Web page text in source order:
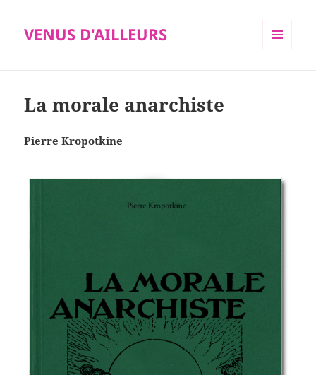
VENUS D'AILLEURS
La morale anarchiste
Pierre Kropotkine